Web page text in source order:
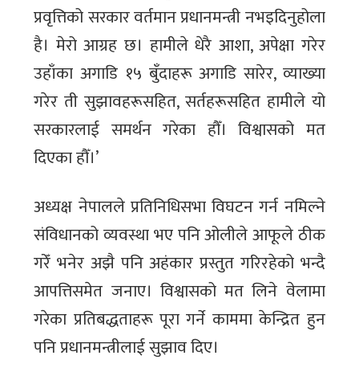
प्रवृत्तिको सरकार वर्तमान प्रधानमन्त्री नभइदिनुहोला
है। मेरो आग्रह छ। हामीले धेरै आशा, अपेक्षा गरेर
उहाँका अगाडि १५ बुँदाहरू अगाडि सारेर, व्याख्या
गरेर ती सुझावहरूसहित, सर्तहरूसहित हामीले यो
सरकारलाई समर्थन गरेका हौँ। विश्वासको मत
दिएका हौँ।’
अध्यक्ष नेपालले प्रतिनिधिसभा विघटन गर्न नमिल्ने
संविधानको व्यवस्था भए पनि ओलीले आफूले ठीक
गरेँ भनेर अझै पनि अहंकार प्रस्तुत गरिरहेको भन्दै
आपत्तिसमेत जनाए। विश्वासको मत लिने वेलामा
गरेका प्रतिबद्धताहरू पूरा गर्ने काममा केन्द्रित हुन
पनि प्रधानमन्त्रीलाई सुझाव दिए।